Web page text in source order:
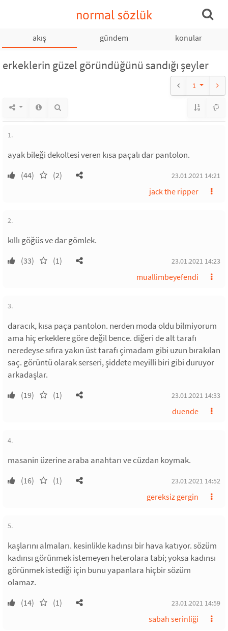
normal sözlük
akış gündem konular
erkeklerin güzel göründüğünü sandığı şeyler
1
1.
ayak bileği dekoltesi veren kısa paçalı dar pantolon.
(44) (2) 23.01.2021 14:21
jack the ripper
2.
kıllı göğüs ve dar gömlek.
(33) (1) 23.01.2021 14:23
muallimbeyefendi
3.
daracık, kısa paça pantolon. nerden moda oldu bilmiyorum
ama hiç erkeklere göre değil bence. diğeri de alt tarafı
neredeyse sıfıra yakın üst tarafı çimadam gibi uzun bırakılan
saç. görüntü olarak serseri, şiddete meyilli biri gibi duruyor
arkadaşlar.
(19) (1) 23.01.2021 14:33
duende
4.
masanin üzerine araba anahtarı ve cüzdan koymak.
(16) (1) 23.01.2021 14:52
gereksiz gergin
5.
kaşlarını almaları. kesinlikle kadınsı bir hava katıyor. sözüm
kadınsı görünmek istemeyen heterolara tabi; yoksa kadınsı
görünmek istediği için bunu yapanlara hiçbir sözüm
olamaz.
(14) (1) 23.01.2021 14:59
sabah serinliği